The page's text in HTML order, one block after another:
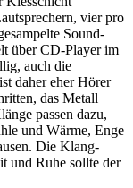
vier pro
Sound-
über CD-Player im
auch die
daher eher Hörer
das Metall
passen dazu,
und Wärme, Enge
Die Klang-
und Ruhe sollte der